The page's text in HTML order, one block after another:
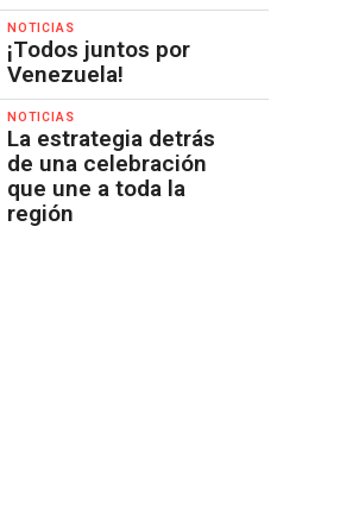
NOTICIAS
¡Todos juntos por
Venezuela!
NOTICIAS
La estrategia detrás
de una celebración
que une a toda la
región